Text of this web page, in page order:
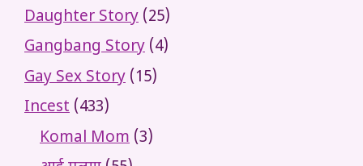
Daughter Story (25)
Gangbang Story (4)
Gay Sex Story (15)
Incest (433)
Komal Mom (3)